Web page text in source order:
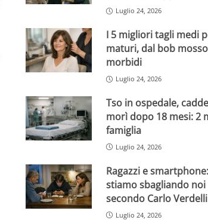
Luglio 24, 2026
I 5 migliori tagli medi
maturi, dal bob
morbidi
Luglio 24, 2026
Tso in ospedale,
morì dopo 18 mesi: 2
famiglia
Luglio 24, 2026
Ragazzi e
stiamo sbagliando
secondo Carlo Verdelli
Luglio 24, 2026